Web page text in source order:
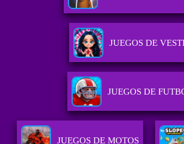
JUEGOS DE
JUEGOS DE
JUEGOS DE MOTOS